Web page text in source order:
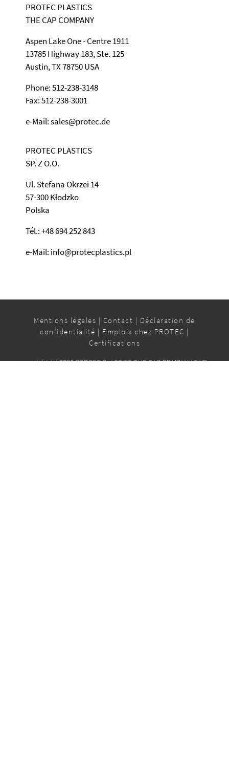
PROTEC PLASTICS
THE CAP COMPANY
Aspen Lake One - Centre 1911
13785 Highway 183, Ste. 125
Austin, TX 78750 USA
Phone: 512-238-3148
Fax: 512-238-3001
e-Mail: sales@protec.de
PROTEC PLASTICS
SP. Z O.O.
Ul. Stefana Okrzei 14
57-300 Kłodzko
Polska
Tél.: +48 694 252 843
e-Mail: info@protecplastics.pl
Mentions légales | Contact | Déclaration de
confidentialité | Emplois chez PROTEC |
Certifications
copyright (c) 2026 PROTEC PLASTICS THE CAP COMPANY SARL